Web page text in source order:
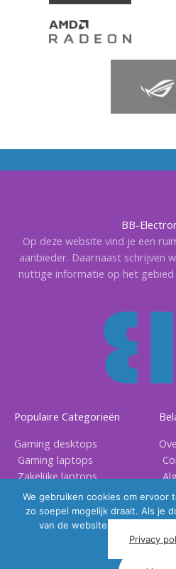
BB-
Op deze website vind je een
aanbieder. Daarnaast schrijven
nuttige informatie op het
Populaire Categorieën
Gaming desktops
Gaming laptops
Zakelijke laptops
Gaming accessoires
We gebruiken cookies om ervoor
zo soepel mogelijk draait. Als je
van de website, gaan we er
Privacy